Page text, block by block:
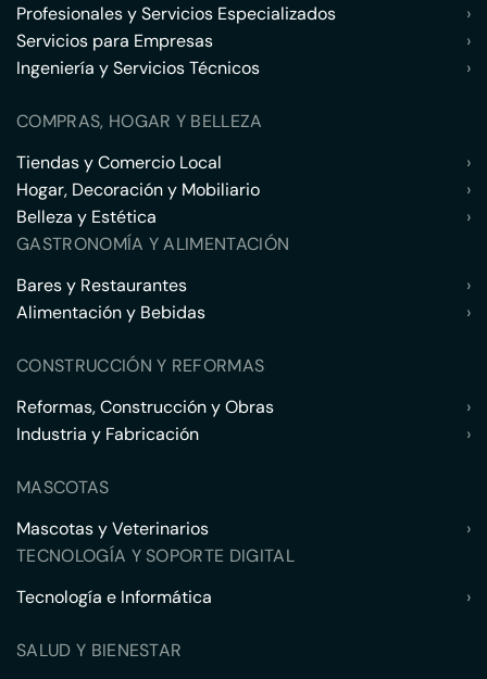
Profesionales y Servicios Especializados
›
Servicios para Empresas
›
Ingeniería y Servicios Técnicos
›
COMPRAS, HOGAR Y BELLEZA
Tiendas y Comercio Local
›
Hogar, Decoración y Mobiliario
›
Belleza y Estética
›
GASTRONOMÍA Y ALIMENTACIÓN
Bares y Restaurantes
›
Alimentación y Bebidas
›
CONSTRUCCIÓN Y REFORMAS
Reformas, Construcción y Obras
›
Industria y Fabricación
›
MASCOTAS
Mascotas y Veterinarios
›
TECNOLOGÍA Y SOPORTE DIGITAL
Tecnología e Informática
›
SALUD Y BIENESTAR